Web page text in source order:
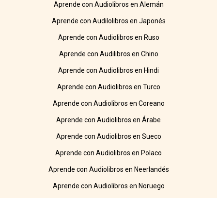
Aprende con Audiolibros en Alemán
Aprende con Audilolibros en Japonés
Aprende con Audiolibros en Ruso
Aprende con Audilibros en Chino
Aprende con Audiolibros en Hindi
Aprende con Audiolibros en Turco
Aprende con Audiolibros en Coreano
Aprende con Audiolibros en Árabe
Aprende con Audiolibros en Sueco
Aprende con Audiolibros en Polaco
Aprende con Audiolibros en Neerlandés
Aprende con Audiolibros en Noruego